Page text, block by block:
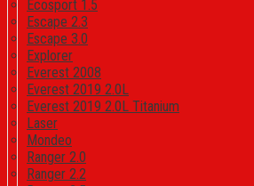
Ecosport 1.5
Escape 2.3
Escape 3.0
Explorer
Everest 2008
Everest 2019 2.0L
Everest 2019 2.0L Titanium
Laser
Mondeo
Ranger 2.0
Ranger 2.2